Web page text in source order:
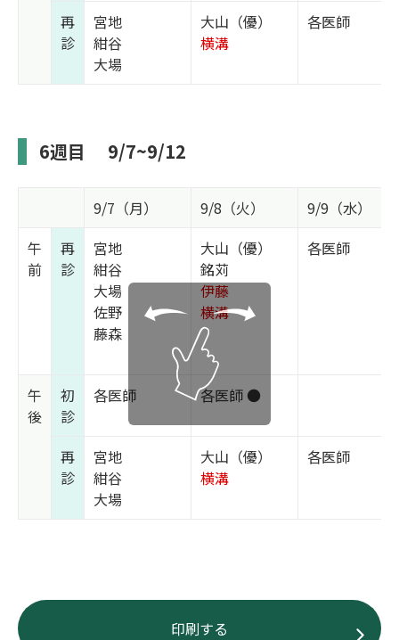
再
診
宮地
紺谷
大場
大山（優）
横溝
各医師
6週目 9/7~9/12
9/7（月） 9/8（火）
9/9（水）
午
前
再
診
宮地
紺谷
大場
佐野
藤森
大山（優）
銘苅
伊藤
横溝
各医師
午
後
初
診
各医師 各医師 ●
再
診
宮地
紺谷
大場
大山（優）
横溝
各医師
印刷する